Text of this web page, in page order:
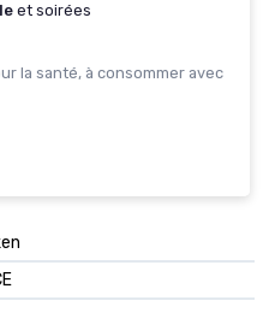
et soirées
la santé, à consommer avec